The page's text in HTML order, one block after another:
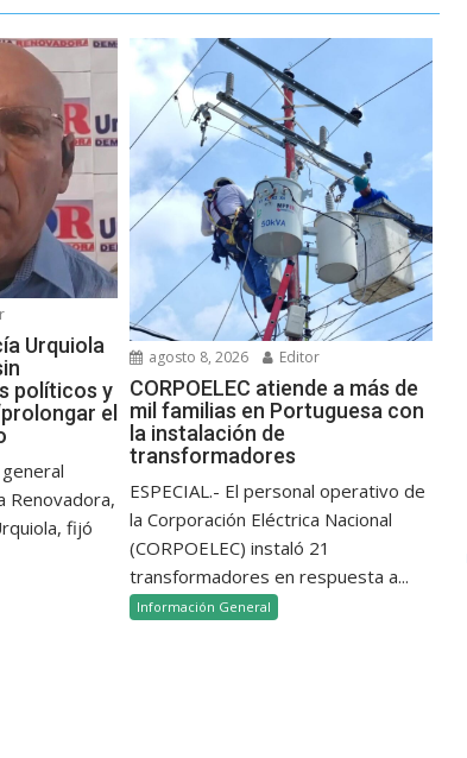
Urquiola
políticos y
el
Renovadora,
fijó
agosto 8, 2026 Editor
CORPOELEC atiende a más de
mil familias en Portuguesa con
la instalación de
transformadores
ESPECIAL.- El personal operativo de
la Corporación Eléctrica Nacional
(CORPOELEC) instaló 21
transformadores en respuesta a...
Información General